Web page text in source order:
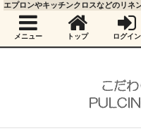
エプロンやキッチンクロスなどのリネ
メニュー トップ ログイン